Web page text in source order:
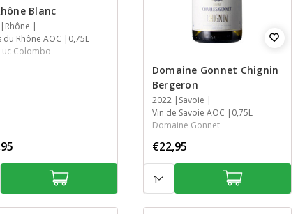
Blanc
Rhône
du Rhône AOC
0,75L
Colombo
Domaine Gonnet Chignin
Bergeron
Jaar
2022
StreekSavoie
Streek
Vin de Savoie AOC
Inhoud
0,75L
Domaine Gonnet
€22,95